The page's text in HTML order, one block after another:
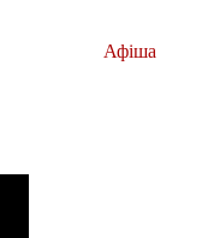
Афіша